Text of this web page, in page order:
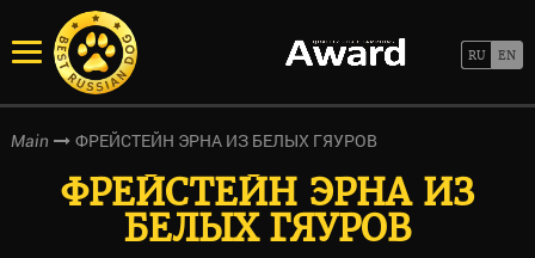
Main ФРЕЙСТЕЙН ЭРНА ИЗ БЕЛЫХ ГЯУРОВ
ФРЕЙСТЕЙН ЭРНА ИЗ
БЕЛЫХ ГЯУРОВ